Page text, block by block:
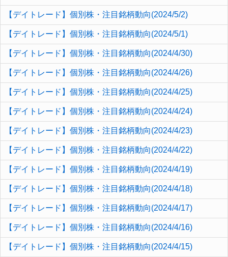
【デイトレード】個別株・注目銘柄動向(2024/5/2)
【デイトレード】個別株・注目銘柄動向(2024/5/1)
【デイトレード】個別株・注目銘柄動向(2024/4/30)
【デイトレード】個別株・注目銘柄動向(2024/4/26)
【デイトレード】個別株・注目銘柄動向(2024/4/25)
【デイトレード】個別株・注目銘柄動向(2024/4/24)
【デイトレード】個別株・注目銘柄動向(2024/4/23)
【デイトレード】個別株・注目銘柄動向(2024/4/22)
【デイトレード】個別株・注目銘柄動向(2024/4/19)
【デイトレード】個別株・注目銘柄動向(2024/4/18)
【デイトレード】個別株・注目銘柄動向(2024/4/17)
【デイトレード】個別株・注目銘柄動向(2024/4/16)
【デイトレード】個別株・注目銘柄動向(2024/4/15)